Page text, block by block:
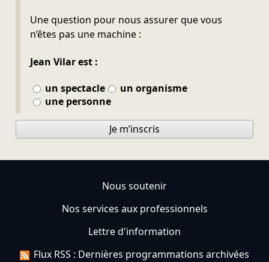
Une question pour nous assurer que vous
n’êtes pas une machine :
Jean Vilar est :
un spectacle
un organisme
une personne
Ne pas remplir
Je m’inscris
Nous soutenir
Nos services aux professionnels
Lettre d'information
Flux RSS : Dernières programmations archivées